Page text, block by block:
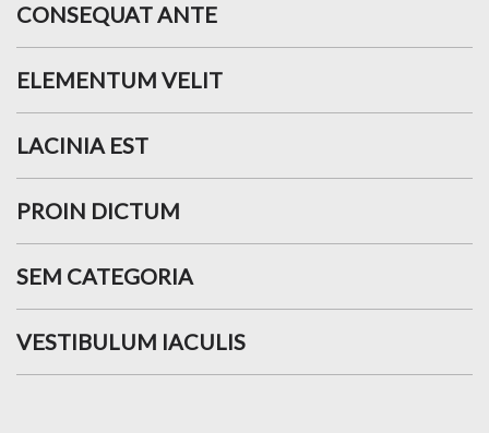
CONSEQUAT ANTE
ELEMENTUM VELIT
LACINIA EST
PROIN DICTUM
SEM CATEGORIA
VESTIBULUM IACULIS